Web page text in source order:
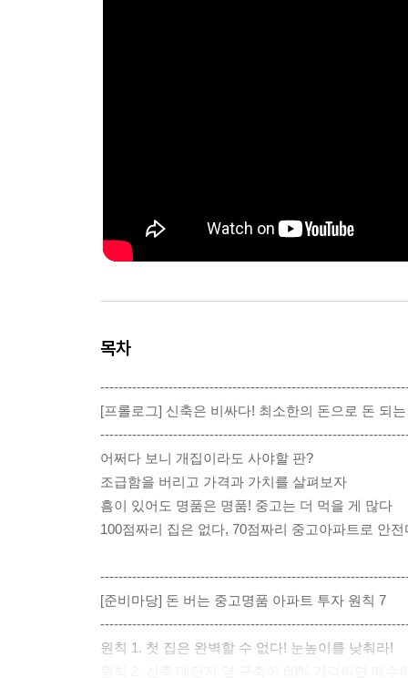
목차
[프롤로그] 신축은 비싸다! 최소한의 돈으로 돈 되
어쩌다 보니 개집이라도 사야할 판?
조급함을 버리고 가격과 가치를 살펴보자
흠이 있어도 명품은 명품! 중고는 더 먹을 게 많다
100점짜리 집은 없다, 70점짜리 중고아파트로 안
[준비마당] 돈 버는 중고명품 아파트 투자 원칙 7
원칙 1. 첫 집은 완벽할 수 없다! 눈높이를 낮춰라!